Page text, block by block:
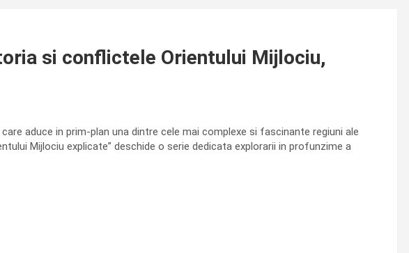
si conflictele Orientului Mijlociu,
aduce in prim-plan una dintre cele mai complexe si fascinante regiuni ale
Mijlociu explicate” deschide o serie dedicata explorarii in profunzime a